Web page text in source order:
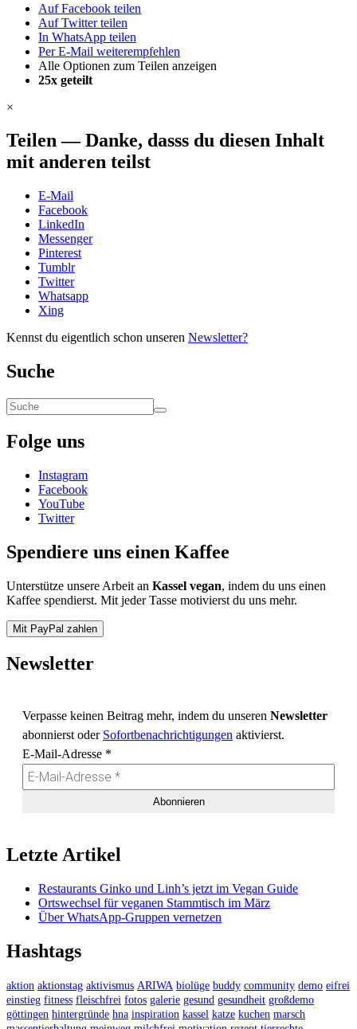
Auf Facebook teilen
Auf Twitter teilen
In WhatsApp teilen
Per E-Mail weiterempfehlen
Alle Optionen zum Teilen anzeigen
25x geteilt
×
Teilen—Danke, dasss du diesen Inhalt
mit anderen teilst
E-Mail
Facebook
LinkedIn
Messenger
Pinterest
Tumblr
Twitter
Whatsapp
Xing
Kennst du eigentlich schon unseren Newsletter?
Suche
Folge uns
Instagram
Facebook
YouTube
Twitter
Spendiere uns einen Kaffee
Unterstütze unsere Arbeit an Kassel vegan, indem du uns einen
Kaffee spendierst. Mit jeder Tasse motivierst du uns mehr.
Mit PayPal zahlen
Newsletter
Verpasse keinen Beitrag mehr, indem du unseren Newsletter
abonnierst oder Sofortbenachrichtigungen aktivierst.
E-Mail-Adresse *
Letzte Artikel
Restaurants Ginko und Linh’s jetzt im Vegan Guide
Ortswechsel für veganen Stammtisch im März
Über WhatsApp-Gruppen vernetzen
Hashtags
aktion aktionstag aktivismus ARIWA biolüge buddy community demo eifrei
einstieg fitness fleischfrei fotos galerie gesund gesundheit großdemo
göttingen hintergründe hna inspiration kassel katze kuchen marsch